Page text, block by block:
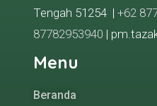
Tengah 51254 | +62
87782953940 |
Menu
Beranda